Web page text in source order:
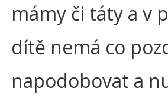
mámy či táty a v
dítě nemá co
napodobovat a